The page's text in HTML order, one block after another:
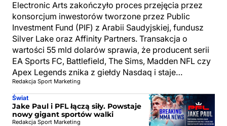
Electronic Arts zakończyło proces przejęcia przez
konsorcjum inwestorów tworzone przez Public
Investment Fund (PIF) z Arabii Saudyjskiej, fundusz
Silver Lake oraz Affinity Partners. Transakcja o
wartości 55 mld dolarów sprawia, że producent serii
EA Sports FC, Battlefield, The Sims, Madden NFL czy
Apex Legends znika z giełdy Nasdaq i staje…
Redakcja Sport Marketing
Świat
Jake Paul i PFL łączą siły. Powstaje
nowy gigant sportów walki
Redakcja Sport Marketing